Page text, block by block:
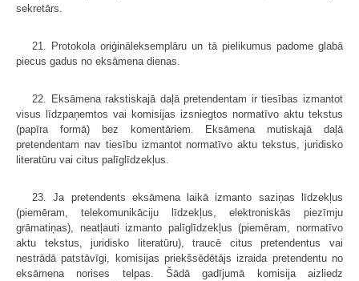
sekretārs.
21. Protokola oriģināleksemplāru un tā pielikumus padome glabā
piecus gadus no eksāmena dienas.
22. Eksāmena rakstiskajā daļā pretendentam ir tiesības izmantot
visus līdzpaņemtos vai komisijas izsniegtos normatīvo aktu tekstus
(papīra formā) bez komentāriem. Eksāmena mutiskajā daļā
pretendentam nav tiesību izmantot normatīvo aktu tekstus, juridisko
literatūru vai citus palīglīdzekļus.
23. Ja pretendents eksāmena laikā izmanto saziņas līdzekļus
(piemēram, telekomunikāciju līdzekļus, elektroniskās piezīmju
grāmatiņas), neatļauti izmanto palīglīdzekļus (piemēram, normatīvo
aktu tekstus, juridisko literatūru), traucē citus pretendentus vai
nestrādā patstāvīgi, komisijas priekšsēdētājs izraida pretendentu no
eksāmena norises telpas. Šādā gadījumā komisija aizliedz